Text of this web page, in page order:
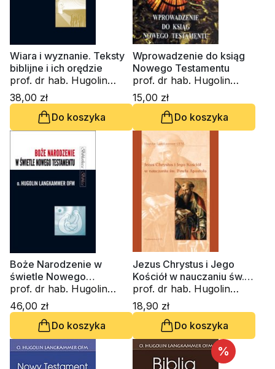
Wiara i wyznanie. Teksty
biblijne i ich orędzie
prof. dr hab. Hugolin
Langkammer
38,00 zł
Do koszyka
Wprowadzenie do ksiąg
Nowego Testamentu
prof. dr hab. Hugolin
Langkammer
15,00 zł
Do koszyka
Boże Narodzenie w
świetle Nowego
Testamentu
prof. dr hab. Hugolin
Langkammer
46,00 zł
Do koszyka
Jezus Chrystus i Jego
Kościół w nauczaniu św.
Pawła Apostoła
prof. dr hab. Hugolin
Langkammer
18,90 zł
Do koszyka
%